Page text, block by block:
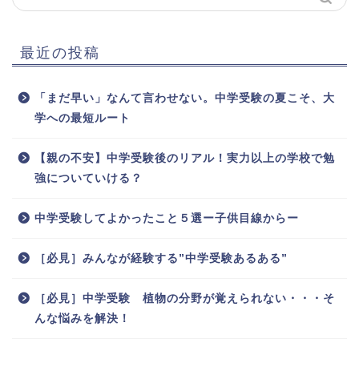
最近の投稿
「まだ早い」なんて言わせない。中学受験の夏こそ、大
学への最短ルート
【親の不安】中学受験後のリアル！実力以上の学校で勉
強についていける？
中学受験してよかったこと５選ー子供目線からー
［必見］みんなが経験する”中学受験あるある”
［必見］中学受験 植物の分野が覚えられない・・・そ
んな悩みを解決！